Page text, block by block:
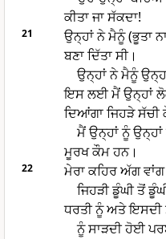
ਕੀਤਾ ਜਾ ਸੱਕਦਾ!
21
ਉਨ੍ਹਾਂ ਨੇ ਮੈਨੂੰ (ਭੂਤਾ
ਬਣਾ ਦਿੱਤਾ ਸੀ।
ਉਨ੍ਹਾਂ ਨੇ ਮੈਨੂੰ
ਇਸ ਲਈ ਮੈਂ ਉਨ੍ਹਾਂ
ਦਿਆਂਗਾ ਜਿਹੜੇ ਸੱਚੀ
ਮੈਂ ਉਨ੍ਹਾਂ ਨੂੰ ਉਨ੍ਹਾਂ
ਮੂਰਖ ਕੌਮ ਹਨ।
22
ਮੇਰਾ ਕਹਿਰ ਅੱਗ
ਜਿਹੜੀ ਡੂੰਘੀ ਤੋਂ
ਧਰਤੀ ਨੂੰ ਅਤੇ ਇਸਦੀ
ਨੂੰ ਸਾੜਦੀ ਹੋਈ